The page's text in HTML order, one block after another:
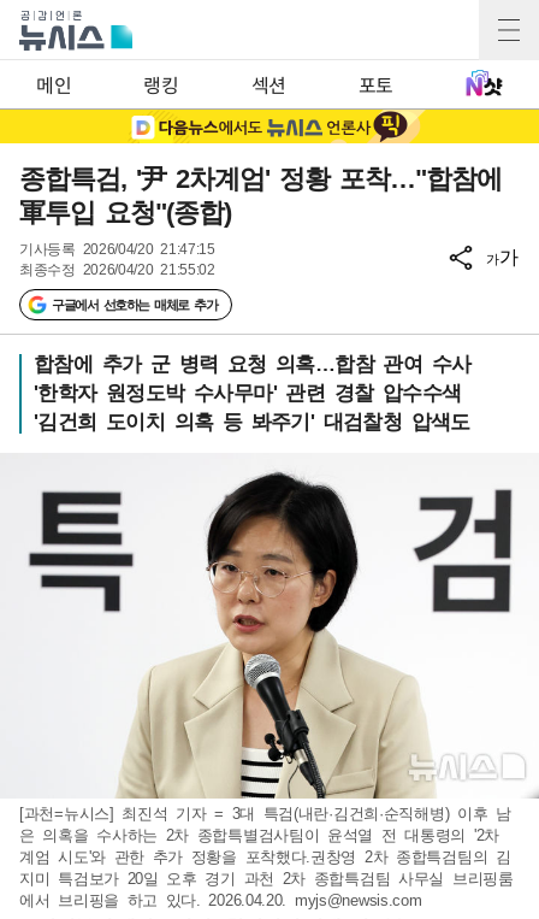
메인 랭킹 섹션 포토
종합특검, '尹 2차계엄' 정황 포착…"합참에
軍투입 요청"(종합)
기사등록 2026/04/20 21:47:15
최종수정 2026/04/20 21:55:02
구글에서 선호하는 매체로 추가
가가
합참에 추가 군 병력 요청 의혹…합참 관여 수사
'한학자 원정도박 수사무마' 관련 경찰 압수수색
'김건희 도이치 의혹 등 봐주기' 대검찰청 압색도
[과천=뉴시스] 최진석 기자 = 3대 특검(내란·김건희·순직해병) 이후 남
은 의혹을 수사하는 2차 종합특별검사팀이 윤석열 전 대통령의 '2차
계엄 시도'와 관한 추가 정황을 포착했다.권창영 2차 종합특검팀의 김
지미 특검보가 20일 오후 경기 과천 2차 종합특검팀 사무실 브리핑룸
에서 브리핑을 하고 있다. 2026.04.20. myjs@newsis.com